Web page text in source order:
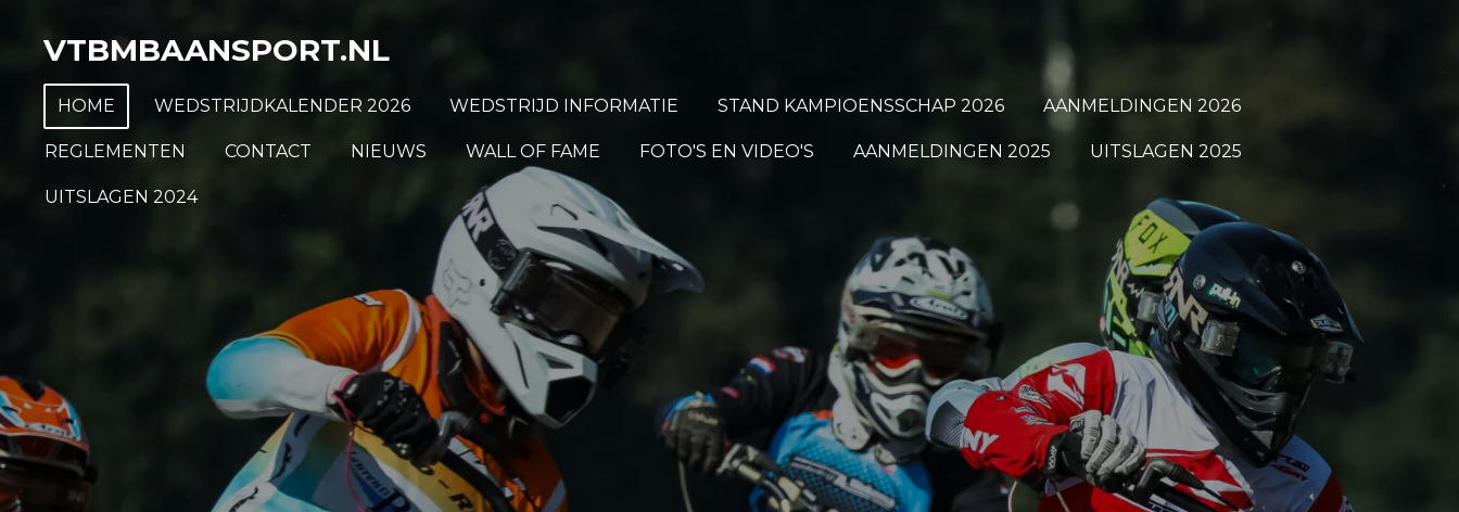
direct
hoofdinhoud
VTBMBAANSPORT.NL
HOME WEDSTRIJDKALENDER 2026 WEDSTRIJD INFORMATIE STAND KAMPIOENSSCHAP 2026 AANMELDINGEN 2026
REGLEMENTEN CONTACT NIEUWS WALL OF FAME FOTO'S EN VIDEO'S AANMELDINGEN 2025 UITSLAGEN 2025
UITSLAGEN 2024